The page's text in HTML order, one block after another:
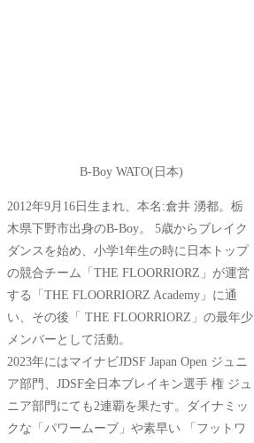
B-Boy WATO(日本)
2012年9月16日生まれ、本名:倉井 湧都。栃
木県下野市出身のB-Boy。 5歳からブレイク
ダンスを始め、小学1年生の時に日本トップ
の競合チーム「THE FLOORRIORZ」が運営
する「THE FLOORRIORZ Academy」に通
い、その後「 THE FLOORRIORZ」の最年少
メンバーとして活動。
2023年にはマイナビJDSF Japan Open ジュニ
ア部門、JDSF全日本ブレイキン選手 権 ジュ
ニア部門にても2連覇を果たす。ダイナミッ
クな「パワームーブ」や素早い 「フットワ